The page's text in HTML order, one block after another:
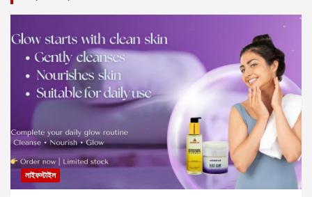
লাইফস্টাইল